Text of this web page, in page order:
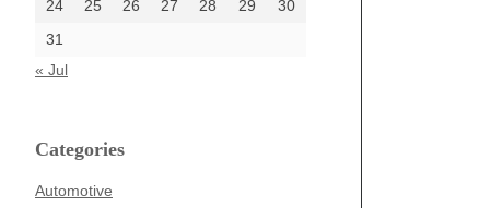
24
25 26 27 28 29
30
31
« Jul
Categories
Automotive